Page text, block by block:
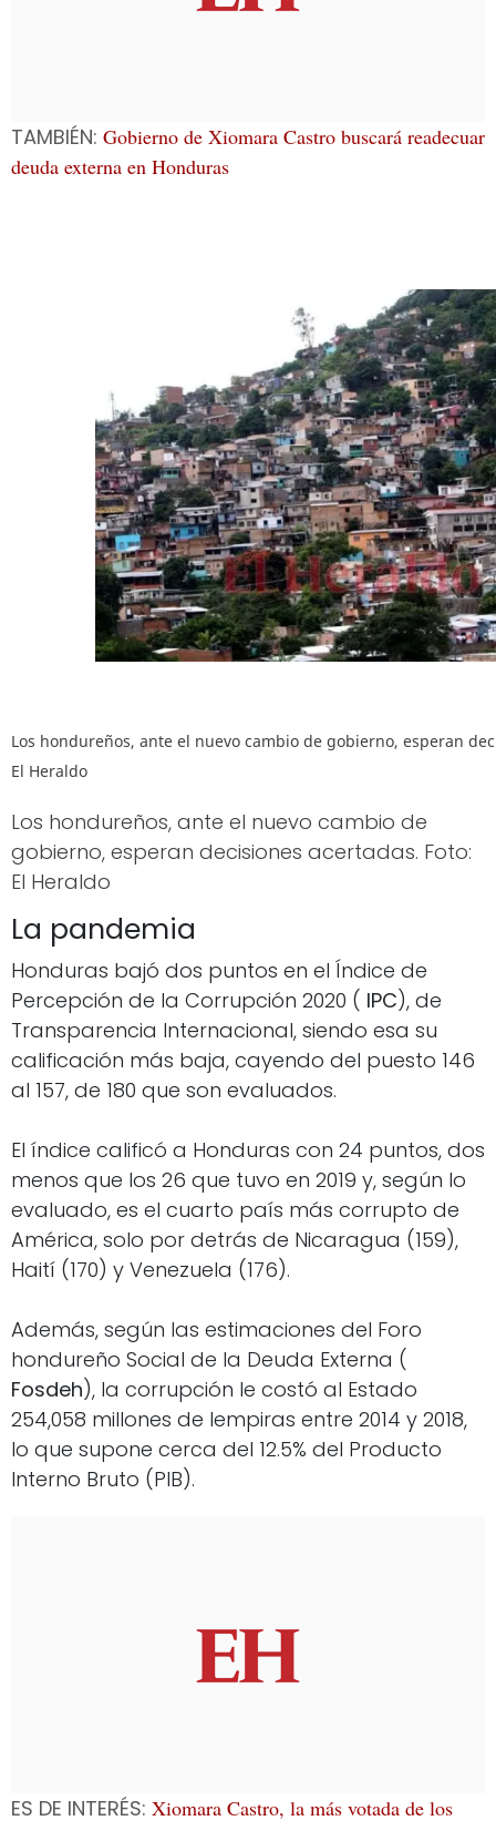
TAMBIÉN: Gobierno de Xiomara Castro buscará readecuar
deuda externa en Honduras
Los hondureños, ante el nuevo cambio de gobierno, esperan
El Heraldo
Los hondureños, ante el nuevo cambio de
gobierno, esperan decisiones acertadas. Foto:
El Heraldo
La pandemia
Honduras bajó dos puntos en el Índice de
Percepción de la Corrupción 2020 ( IPC), de
Transparencia Internacional, siendo esa su
calificación más baja, cayendo del puesto 146
al 157, de 180 que son evaluados.
El índice calificó a Honduras con 24 puntos, dos
menos que los 26 que tuvo en 2019 y, según lo
evaluado, es el cuarto país más corrupto de
América, solo por detrás de Nicaragua (159),
Haití (170) y Venezuela (176).
Además, según las estimaciones del Foro
hondureño Social de la Deuda Externa (
Fosdeh), la corrupción le costó al Estado
254,058 millones de lempiras entre 2014 y 2018,
lo que supone cerca del 12.5% del Producto
Interno Bruto (PIB).
ES DE INTERÉS: Xiomara Castro, la más votada de los